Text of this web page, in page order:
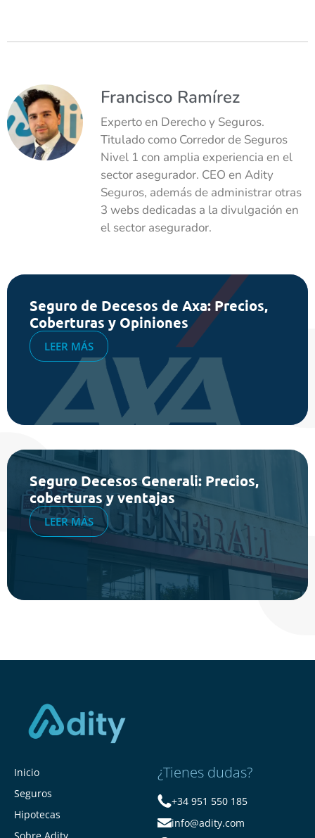
Francisco Ramírez
Experto en Derecho y Seguros.
Titulado como Corredor de Seguros
Nivel 1 con amplia experiencia en el
sector asegurador. CEO en Adity
Seguros, además de administrar otras
3 webs dedicadas a la divulgación en
el sector asegurador.
Seguro de Decesos de Axa: Precios,
Coberturas y Opiniones
LEER MÁS
Seguro Decesos Generali: Precios,
coberturas y ventajas
LEER MÁS
Inicio
Seguros
Hipotecas
¿Tienes dudas?
+34 951 550 185
info@adity.com